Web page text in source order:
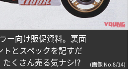
ー向け販促資料。裏面
とスペックを記すだ
くさん売る気ナシ!?
(画像 No.8/14)